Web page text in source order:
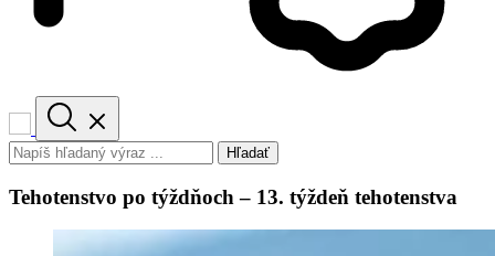
Hľadať
Tehotenstvo po týždňoch – 13. týždeň tehotenstva